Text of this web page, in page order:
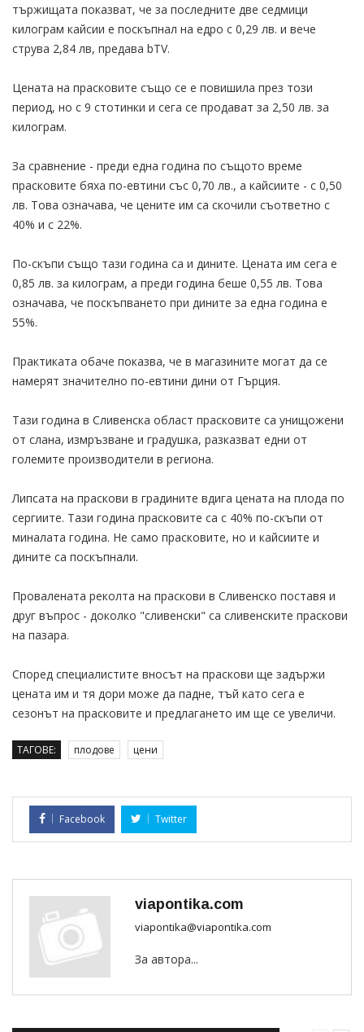
тържищата показват, че за последните две седмици
килограм кайсии е поскъпнал на едро с 0,29 лв. и вече
струва 2,84 лв, предава bTV.
Цената на прасковите също се е повишила през този
период, но с 9 стотинки и сега се продават за 2,50 лв. за
килограм.
За сравнение - преди една година по същото време
прасковите бяха по-евтини със 0,70 лв., а кайсиите - с 0,50
лв. Това означава, че цените им са скочили съответно с
40% и с 22%.
По-скъпи също тази година са и дините. Цената им сега е
0,85 лв. за килограм, а преди година беше 0,55 лв. Това
означава, че поскъпването при дините за една година е
55%.
Практиката обаче показва, че в магазините могат да се
намерят значително по-евтини дини от Гърция.
Тази година в Сливенска област прасковите са унищожени
от слана, измръзване и градушка, разказват едни от
големите производители в региона.
Липсата на праскови в градините вдига цената на плода по
сергиите. Тази година прасковите са с 40% по-скъпи от
миналата година. Не само прасковите, но и кайсиите и
дините са поскъпнали.
Провалената реколта на праскови в Сливенско поставя и
друг въпрос - доколко "сливенски" са сливенските праскови
на пазара.
Според специалистите вносът на праскови ще задържи
цената им и тя дори може да падне, тъй като сега е
сезонът на прасковите и предлагането им ще се увеличи.
ТАГОВЕ: плодове цени
Facebook Twitter
viapontika.com
viapontika@viapontika.com
За автора...